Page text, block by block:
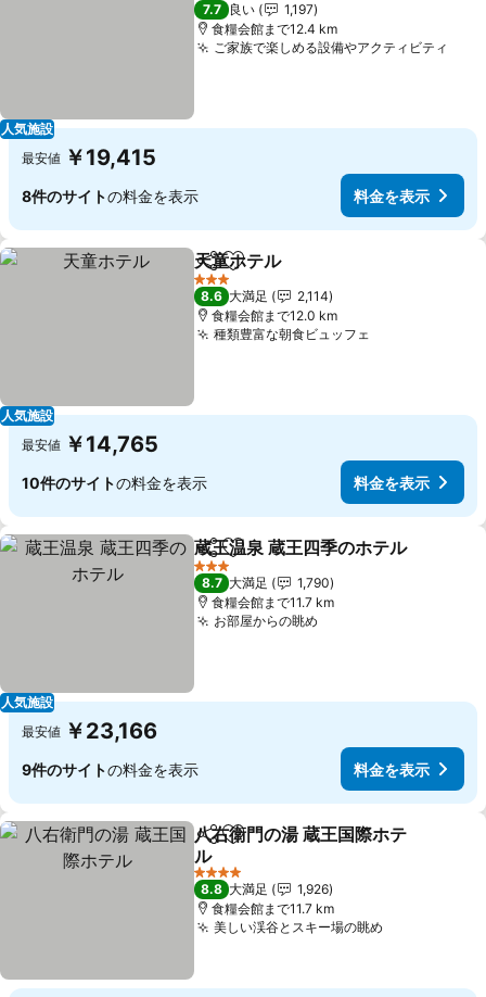
人気施設
7.7 良い
1,197
食糧会館まで12.4 km
ご家族で楽しめる設備やアクティビティ
最安値 ￥19,415
8件のサイトの料金を表示 料金を表示
人気施設
シェアお気に入りに追加
天童ホテル
3 ホテルのランク
8.6 大満足
2,114
食糧会館まで12.0 km
種類豊富な朝食ビュッフェ
最安値 ￥14,765
10件のサイトの料金を表示 料金を表示
人気施設
シェアお気に入りに追加
蔵王温泉 蔵王四季のホテル
3 ホテルのランク
8.7 大満足
1,790
食糧会館まで11.7 km
お部屋からの眺め
最安値 ￥23,166
9件のサイトの料金を表示 料金を表示
シェアお気に入りに追加
八右衛門の湯 蔵王国際ホテ
ル
4 ホテルのランク
8.8 大満足
1,926
食糧会館まで11.7 km
美しい渓谷とスキー場の眺め